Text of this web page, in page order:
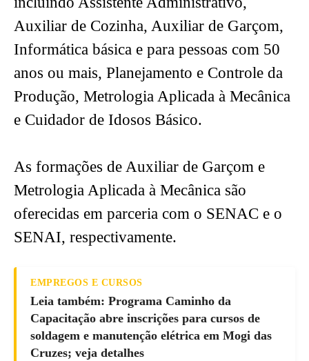
Auxiliar de Cozinha, Auxiliar de Garçom,
Informática básica e para pessoas com 50
anos ou mais, Planejamento e Controle da
Produção, Metrologia Aplicada à Mecânica
e Cuidador de Idosos Básico.
As formações de Auxiliar de Garçom e
Metrologia Aplicada à Mecânica são
oferecidas em parceria com o SENAC e o
SENAI, respectivamente.
EMPREGOS E CURSOS
Leia também: Programa Caminho da
Capacitação abre inscrições para cursos de
soldagem e manutenção elétrica em Mogi das
Cruzes; veja detalhes